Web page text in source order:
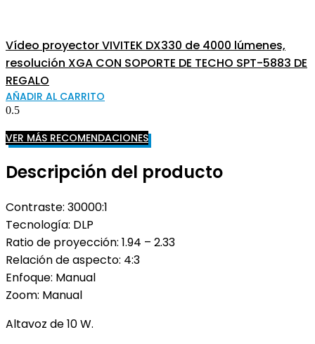
Vídeo proyector VIVITEK DX330 de 4000 lúmenes,
resolución XGA CON SOPORTE DE TECHO SPT-5883 DE
REGALO
AÑADIR AL CARRITO
VER MÁS RECOMENDACIONES
Descripción del producto
Contraste: 30000:1
Tecnología: DLP
Ratio de proyección: 1.94 – 2.33
Relación de aspecto: 4:3
Enfoque: Manual
Zoom: Manual
Altavoz de 10 W.